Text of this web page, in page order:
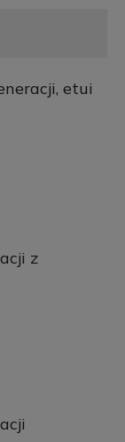
etui
z